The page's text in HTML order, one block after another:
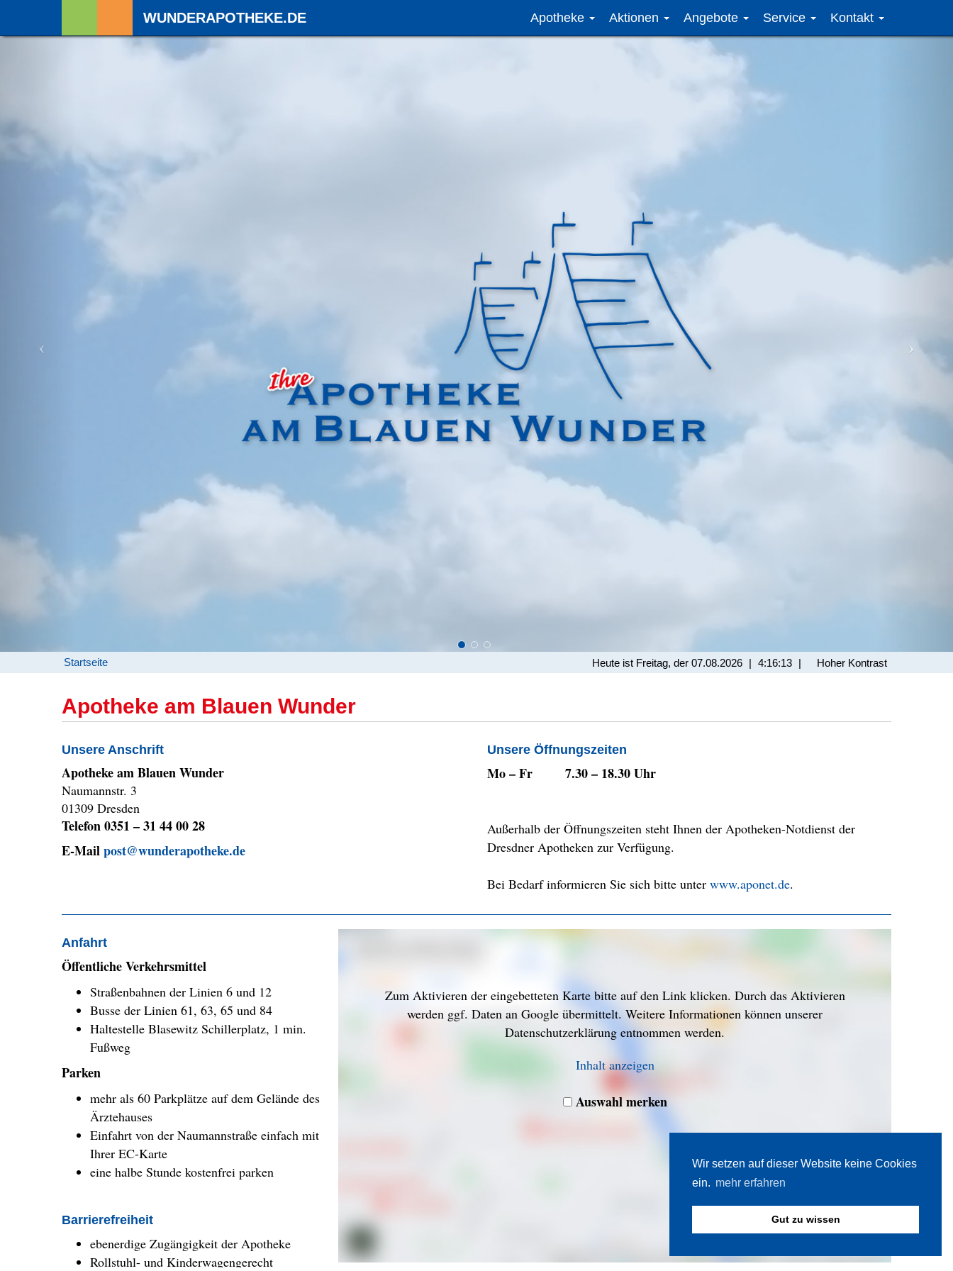
Wir setzen auf dieser Website keine Cookies
ein. mehr erfahren
Gut zu wissen
WUNDERAPOTHEKE.DE Apotheke Aktionen Angebote Service Kontakt
Startseite Heute ist Freitag, der 07.08.2026 | 4:16:13 | Hoher Kontrast
Apotheke am Blauen Wunder
Unsere Anschrift
Apotheke am Blauen Wunder
Naumannstr. 3
01309 Dresden
Telefon 0351 – 31 44 00 28
E-Mailpost@wunderapotheke.de
Unsere Öffnungszeiten
Mo – Fr 7.30 – 18.30 Uhr
Außerhalb der Öffnungszeiten steht Ihnen der Apotheken-Notdienst der
Dresdner Apotheken zur Verfügung.
Bei Bedarf informieren Sie sich bitte unter www.aponet.de.
Anfahrt
Öffentliche Verkehrsmittel
Straßenbahnen der Linien 6 und 12
Busse der Linien 61, 63, 65 und 84
Haltestelle Blasewitz Schillerplatz, 1 min.
Fußweg
Parken
mehr als 60 Parkplätze auf dem Gelände des
Ärztehauses
Einfahrt von der Naumannstraße einfach mit
Ihrer EC-Karte
eine halbe Stunde kostenfrei parken
Barrierefreiheit
ebenerdige Zugängigkeit der Apotheke
Rollstuhl- und Kinderwagengerecht
Zum Aktivieren der eingebetteten Karte bitte auf den Link klicken. Durch das Aktivieren
werden ggf. Daten an Google übermittelt. Weitere Informationen können unserer
Datenschutzerklärung entnommen werden.
Inhalt anzeigen
Auswahl merken